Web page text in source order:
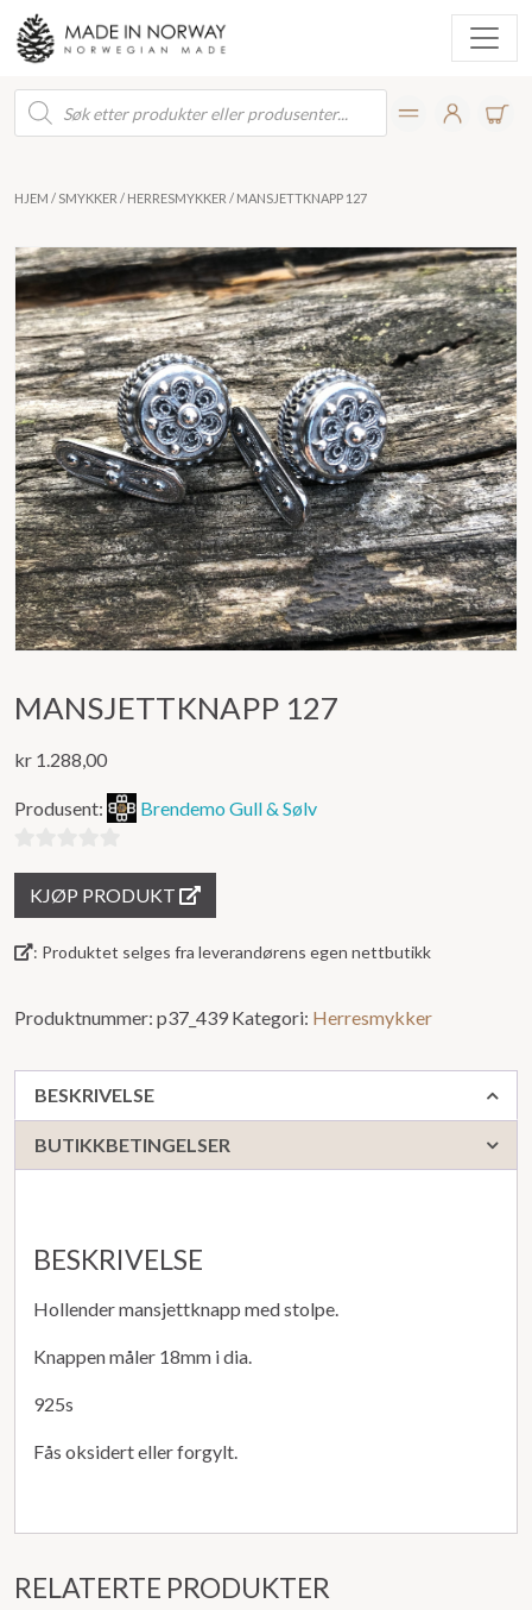
Products
search
HJEM / SMYKKER / HERRESMYKKER / MANSJETTKNAPP 127
MANSJETTKNAPP 127
kr 1.288,00
Produsent: Brendemo Gull & Sølv
5
KJØP PRODUKT
: Produktet selges fra leverandørens egen nettbutikk
Produktnummer: p37_439 Kategori: Herresmykker
BESKRIVELSE
BUTIKKBETINGELSER
BESKRIVELSE
Hollender mansjettknapp med stolpe.
Knappen måler 18mm i dia.
925s
Fås oksidert eller forgylt.
RELATERTE PRODUKTER